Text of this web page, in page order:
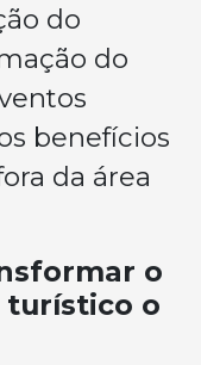
do
do
benefícios
da área
o
turístico o